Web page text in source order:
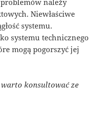
Niewłaściwe
systemu.
systemu technicznego
mogą pogorszyć jej
konsultować ze